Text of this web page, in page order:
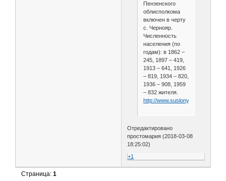
Пензенского
облисполкома
включен в черту
с. Чернояр.
Численность
населения (по
годам): в 1862 –
245, 1897 – 419,
1913 – 641, 1926
– 819, 1934 – 820,
1936 – 908, 1959
– 832 жителя.
http://www.suslony.ru/
Отредактировано
простомария (2018-03-08
18:25:02)
+1
Страница:1